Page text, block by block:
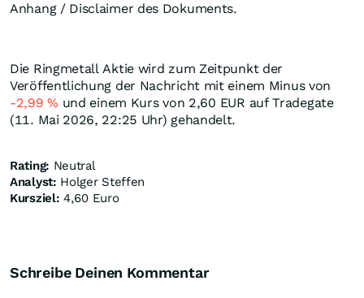
Anhang / Disclaimer des Dokuments.
Die Ringmetall Aktie wird zum Zeitpunkt der
Veröffentlichung der Nachricht mit einem Minus von
-2,99% und einem Kurs von 2,60 EUR auf Tradegate
(11. Mai 2026, 22:25 Uhr) gehandelt.
Rating: Neutral
Analyst: Holger Steffen
Kursziel: 4,60 Euro
Schreibe Deinen Kommentar